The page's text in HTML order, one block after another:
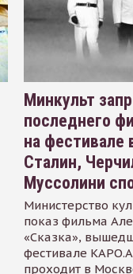
Минкульт
последнего
на фестивале
Сталин,
Муссолини
Министерство
показ фильма
«Сказка»,
фестивале
проходит в